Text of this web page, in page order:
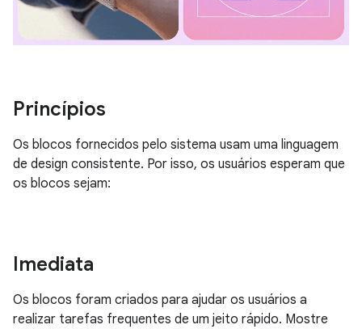
Princípios
Os blocos fornecidos pelo sistema usam uma linguagem
de design consistente. Por isso, os usuários esperam que
os blocos sejam:
Imediata
Os blocos foram criados para ajudar os usuários a
realizar tarefas frequentes de um jeito rápido. Mostre